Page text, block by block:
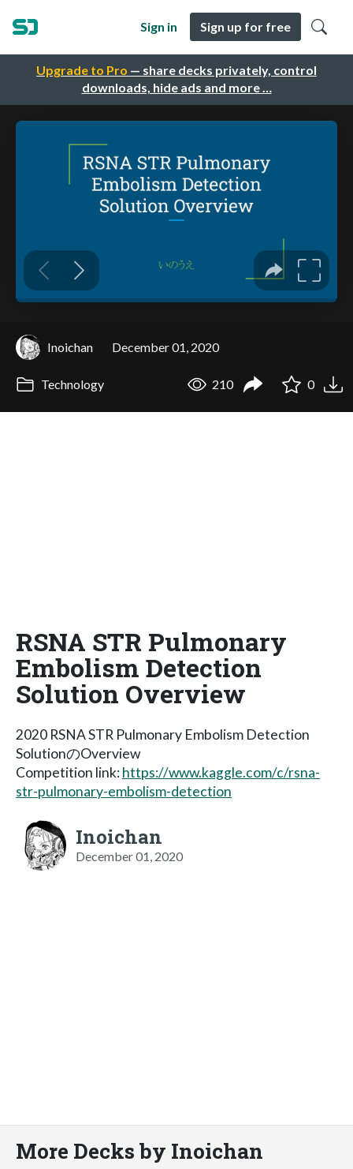
Upgrade to Pro — share decks privately, control
downloads, hide ads and more …
Sign in Sign up for free
Inoichan December 01, 2020
Technology 210 0
RSNA STR Pulmonary
Embolism Detection
Solution Overview
2020 RSNA STR Pulmonary Embolism Detection
SolutionのOverview
Competition link:https://www.kaggle.com/c/rsna-
str-pulmonary-embolism-detection
Inoichan
December 01, 2020
More Decks by Inoichan